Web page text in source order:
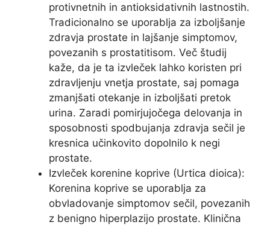
protivnetnih in antioksidativnih lastnostih.
Tradicionalno se uporablja za izboljšanje
zdravja prostate in lajšanje simptomov,
povezanih s prostatitisom. Več študij
kaže, da je ta izvleček lahko koristen pri
zdravljenju vnetja prostate, saj pomaga
zmanjšati otekanje in izboljšati pretok
urina. Zaradi pomirjujočega delovanja in
sposobnosti spodbujanja zdravja sečil je
kresnica učinkovito dopolnilo k negi
prostate.
Izvleček korenine koprive (Urtica dioica):
Korenina koprive se uporablja za
obvladovanje simptomov sečil, povezanih
z benigno hiperplazijo prostate. Klinična